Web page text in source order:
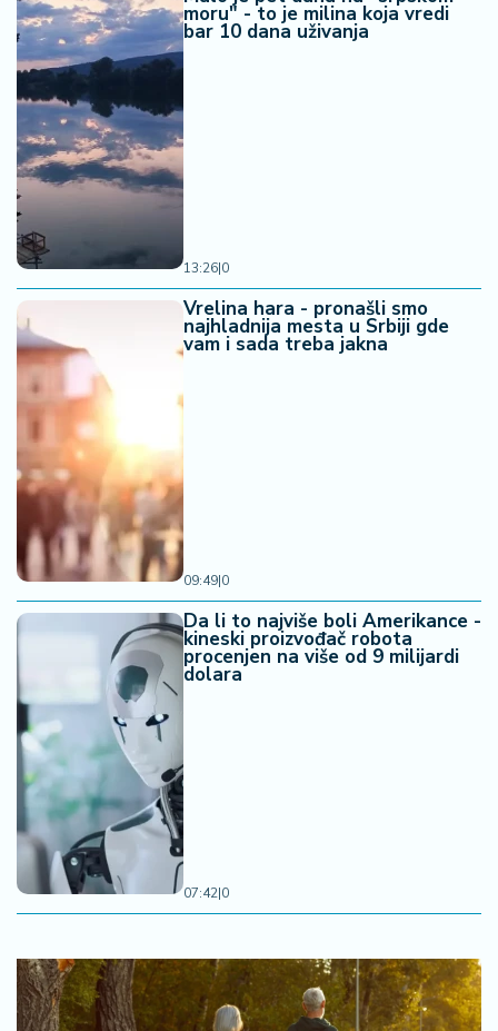
moru" - to je milina koja vredi
bar 10 dana uživanja
13:26|0
Vrelina hara - pronašli smo
najhladnija mesta u Srbiji gde
vam i sada treba jakna
09:49|0
Da li to najviše boli Amerikance -
kineski proizvođač robota
procenjen na više od 9 milijardi
dolara
07:42|0